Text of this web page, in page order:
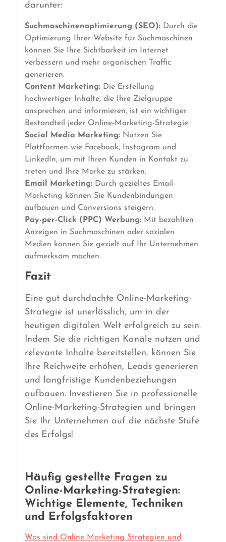
darunter:
Suchmaschinenoptimierung (SEO):Durch die
Optimierung Ihrer Website für Suchmaschinen
können Sie Ihre Sichtbarkeit im Internet
verbessern und mehr organischen Traffic
generieren.
Content Marketing:Die Erstellung
hochwertiger Inhalte, die Ihre Zielgruppe
ansprechen und informieren, ist ein wichtiger
Bestandteil jeder Online-Marketing-Strategie.
Social Media Marketing:Nutzen Sie
Plattformen wie Facebook, Instagram und
LinkedIn, um mit Ihren Kunden in Kontakt zu
treten und Ihre Marke zu stärken.
Email Marketing:Durch gezieltes Email-
Marketing können Sie Kundenbindungen
aufbauen und Conversions steigern.
Pay-per-Click (PPC) Werbung:Mit bezahlten
Anzeigen in Suchmaschinen oder sozialen
Medien können Sie gezielt auf Ihr Unternehmen
aufmerksam machen.
Fazit
Eine gut durchdachte Online-Marketing-
Strategie ist unerlässlich, um in der
heutigen digitalen Welt erfolgreich zu sein.
Indem Sie die richtigen Kanäle nutzen und
relevante Inhalte bereitstellen, können Sie
Ihre Reichweite erhöhen, Leads generieren
und langfristige Kundenbeziehungen
aufbauen. Investieren Sie in professionelle
Online-Marketing-Strategien und bringen
Sie Ihr Unternehmen auf die nächste Stufe
des Erfolgs!
Häufig gestellte Fragen zu
Online-Marketing-Strategien:
Wichtige Elemente, Techniken
und Erfolgsfaktoren
Was sind Online Marketing Strategien und